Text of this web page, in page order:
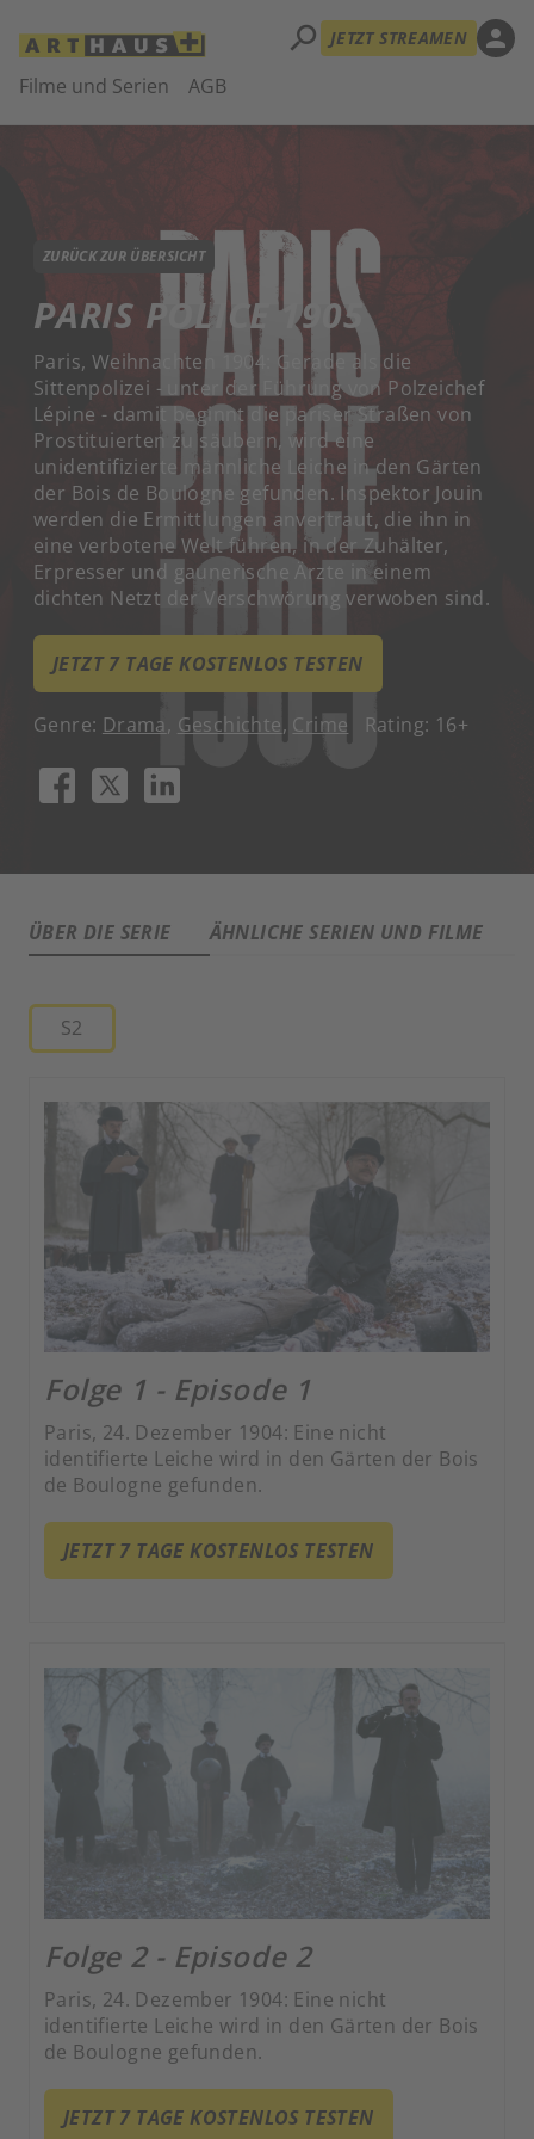
Filme und Serien AGB
search JETZT STREAMEN person
ZURÜCK ZUR ÜBERSICHT
PARIS POLICE 1905
Paris, Weihnachten 1904: Gerade als die
Sittenpolizei - unter der Führung von Polzeichef
Lépine - damit beginnt die pariser Straßen von
Prostituierten zu säubern, wird eine
unidentifizierte männliche Leiche in den Gärten
der Bois de Boulogne gefunden. Inspektor Jouin
werden die Ermittlungen anvertraut, die ihn in
eine verbotene Welt führen, in der Zuhälter,
Erpresser und gaunerische Ärzte in einem
dichten Netzt der Verschwörung verwoben sind.
JETZT 7 TAGE KOSTENLOS TESTEN
Genre: Drama, Geschichte, Crime Rating: 16+
ÜBER DIE SERIE ÄHNLICHE SERIEN UND FILME
S2
Folge 1 - Episode 1
Paris, 24. Dezember 1904: Eine nicht
identifierte Leiche wird in den Gärten der Bois
de Boulogne gefunden.
JETZT 7 TAGE KOSTENLOS TESTEN
Folge 2 - Episode 2
Paris, 24. Dezember 1904: Eine nicht
identifierte Leiche wird in den Gärten der Bois
de Boulogne gefunden.
JETZT 7 TAGE KOSTENLOS TESTEN